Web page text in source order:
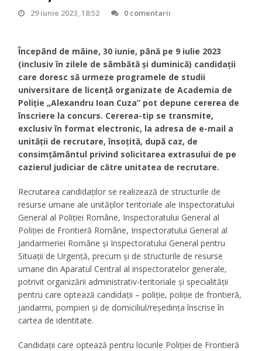
29 iunie 2023, 18:52 0 comentarii
Începând de mâine, 30 iunie, până pe 9 iulie 2023
(inclusiv în zilele de sâmbătă și duminică) candidații
care doresc să urmeze programele de studii
universitare de licență organizate de Academia de
Poliție „Alexandru Ioan Cuza” pot depune cererea de
înscriere la concurs. Cererea-tip se transmite,
exclusiv în format electronic, la adresa de e-mail a
unității de recrutare, însoțită, după caz, de
consimțământul privind solicitarea extrasului de pe
cazierul judiciar de către unitatea de recrutare.
Recrutarea candidaților se realizează de structurile de
resurse umane ale unităților teritoriale ale Inspectoratului
General al Poliției Române, Inspectoratului General al
Poliției de Frontieră Române, Inspectoratului General al
Jandarmeriei Române și Inspectoratului General pentru
Situații de Urgență, precum și de structurile de resurse
umane din Aparatul Central al inspectoratelor generale,
potrivit organizării administrativ-teritoriale și specialității
pentru care optează candidații – poliție, poliție de frontieră,
jandarmi, pompieri și de domiciliul/reședința înscrise în
cartea de identitate.
Candidații care optează pentru locurile Poliției de Frontieră